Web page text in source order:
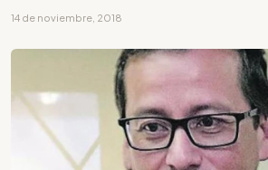
14 de noviembre, 2018